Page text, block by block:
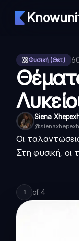
Φυσική (Θετ.)
Siena
@
Οι
Στη φυσική, οι
1 of 4